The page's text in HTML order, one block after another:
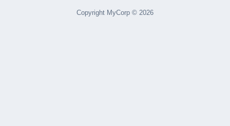
Copyright MyCorp © 2026